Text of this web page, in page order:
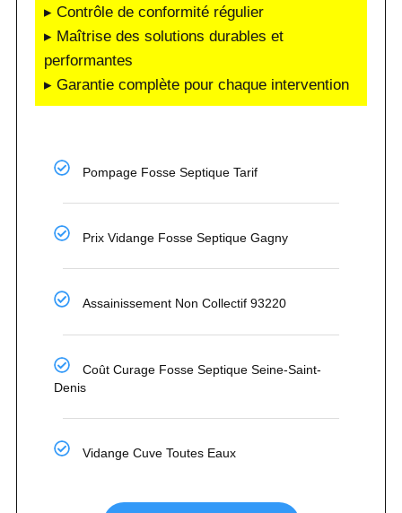
▸ Contrôle de conformité régulier
▸ Maîtrise des solutions durables et
performantes
▸ Garantie complète pour chaque intervention
Pompage Fosse Septique Tarif
Prix Vidange Fosse Septique Gagny
Assainissement Non Collectif 93220
Coût Curage Fosse Septique Seine-Saint-
Denis
Vidange Cuve Toutes Eaux